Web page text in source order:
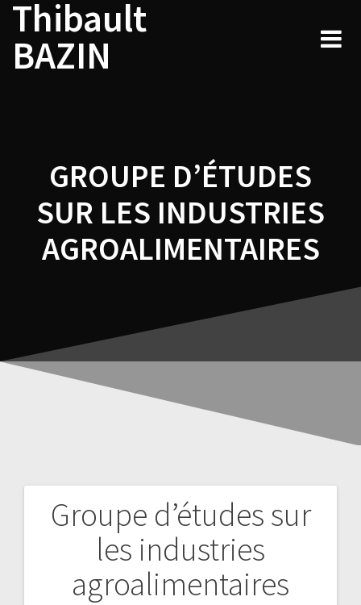
Skip
content
Thibault
BAZIN
GROUPE D’ÉTUDES
SUR LES INDUSTRIES
AGROALIMENTAIRES
Groupe d’études sur
les industries
agroalimentaires
Navigation
de